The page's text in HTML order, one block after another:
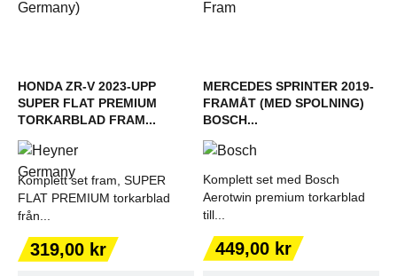
HONDA ZR-V 2023-UPP
SUPER FLAT PREMIUM
TORKARBLAD FRAM...
Komplett set fram, SUPER
FLAT PREMIUM torkarblad
från...
Pris
319,00 kr
MERCEDES SPRINTER 2019-
FRAMÅT (MED SPOLNING)
BOSCH...
Komplett set med Bosch
Aerotwin premium torkarblad
till...
Pris
449,00 kr